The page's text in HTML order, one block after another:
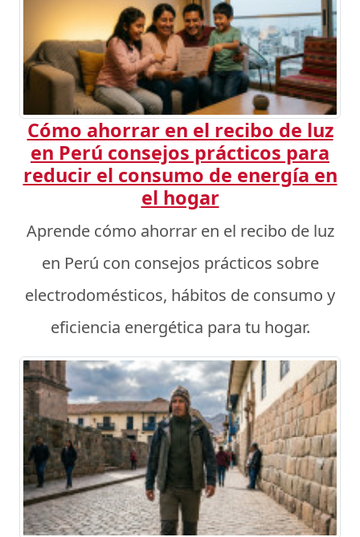
Cómo ahorrar en el recibo de luz
en Perú consejos prácticos para
reducir el consumo de energía en
el hogar
Aprende cómo ahorrar en el recibo de luz
en Perú con consejos prácticos sobre
electrodomésticos, hábitos de consumo y
eficiencia energética para tu hogar.